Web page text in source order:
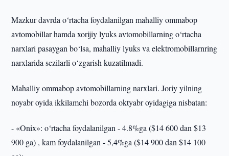
Mazkur davrda o‘rtacha foydalanilgan mahalliy ommabop
avtomobillar hamda xorijiy lyuks avtomobillarning o‘rtacha
narxlari pasaygan bo‘lsa, mahalliy lyuks va elektromobillarnring
narxlarida sezilarli o‘zgarish kuzatilmadi.
Mahalliy ommabop avtomobillarning narxlari. Joriy yilning
noyabr oyida ikkilamchi bozorda oktyabr oyidagiga nisbatan:
- «Onix»: o‘rtacha foydalanilgan - 4.8%ga ($14 600 dan $13
900 ga) , kam foydalanilgan - 5,4%ga ($14 900 dan $14 100